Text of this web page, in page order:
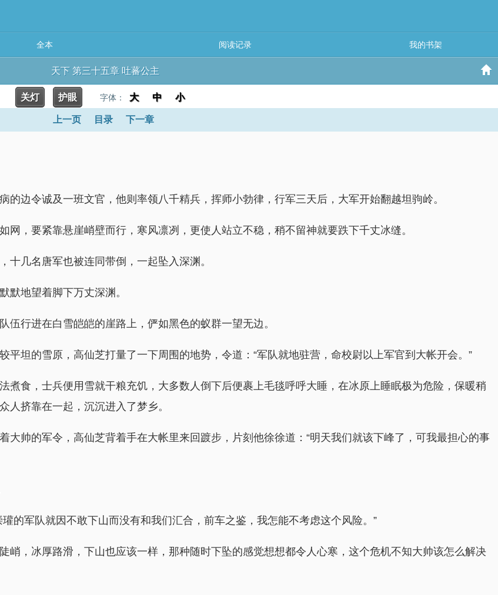
全本 阅读记录 我的书架
天下 第三十五章 吐蕃公主
关灯 护眼 字体： 大 中 小
上一页 目录 下一章
边令诚及一班文官，他则率领八千精兵，挥师小勃律，行军三天后，大军开始翻越坦驹岭。
，要紧靠悬崖峭壁而行，寒风凛冽，更使人站立不稳，稍不留神就要跌下千丈冰缝。
几名唐军也被连同带倒，一起坠入深渊。
默地望着脚下万丈深渊。
行进在白雪皑皑的崖路上，俨如黑色的蚁群一望无边。
平坦的雪原，高仙芝打量了一下周围的地势，令道：“军队就地驻营，命校尉以上军官到大帐开会。”
煮食，士兵便用雪就干粮充饥，大多数人倒下后便裹上毛毯呼呼大睡，在冰原上睡眠极为危险，保暖稍
人挤靠在一起，沉沉进入了梦乡。
大帅的军令，高仙芝背着手在大帐里来回踱步，片刻他徐徐道：“明天我们就该下峰了，可我最担心的事
的军队就因不敢下山而没有和我们汇合，前车之鉴，我怎能不考虑这个风险。”
峭，冰厚路滑，下山也应该一样，那种随时下坠的感觉想想都令人心寒，这个危机不知大帅该怎么解决